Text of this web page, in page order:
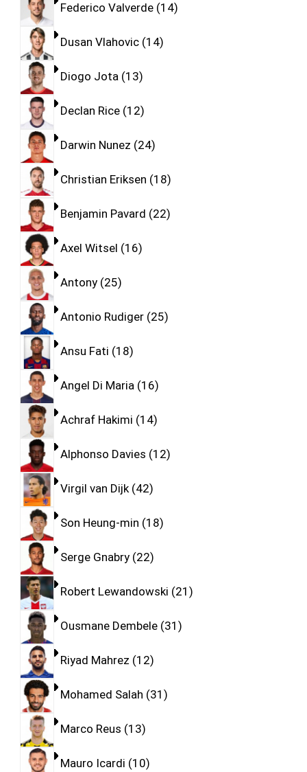
Federico Valverde 14
Dusan Vlahovic 14
Diogo Jota 13
Declan Rice 12
Darwin Nunez 24
Christian Eriksen 18
Benjamin Pavard 22
Axel Witsel 16
Antony 25
Antonio Rudiger 25
Ansu Fati 18
Angel Di Maria 16
Achraf Hakimi 14
Alphonso Davies 12
Virgil van Dijk 42
Son Heung-min 18
Serge Gnabry 22
Robert Lewandowski 21
Ousmane Dembele 31
Riyad Mahrez 12
Mohamed Salah 31
Marco Reus 13
Mauro Icardi 10